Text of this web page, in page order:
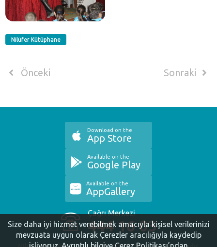
Nilüfer Kütüphane
Önceki Sonraki
Çağrı Merkezi
444 16 03
Download on the
App Store
Available on the
Google Play
Available on the
AppGallery
Size daha iyi hizmet verebilmek amacıyla kişisel verilerinizi
mevzuata uygun olarak Çerezler aracılığıyla kaydedip